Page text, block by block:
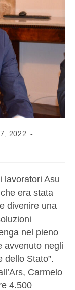
2022
lavoratori Asu
era stata
divenire una
nel pieno
avvenuto negli
dello Stato”.
Carmelo
4.500